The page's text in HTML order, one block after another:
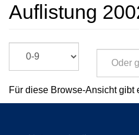
Auflistung
Für diese Browse-Ansicht gibt